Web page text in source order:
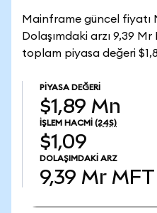
Mainframe güncel fiyatı
Dolaşımdaki arzı 9,39
toplam piyasa değeri
PIYASA DEĞERI
$1,89 Mn
İŞLEM HACMI (24S)
$1,09
DOLAŞIMDAKI ARZ
9,39 Mr MFT